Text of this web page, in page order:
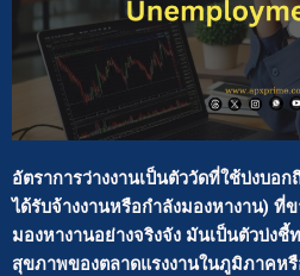
อัตราการว่างงานเป็นตัววัดที่ใช้บ่งบอ
ได้รับจ้างงานหรือกำลังมองหางาน) ที่
มองหางานอย่างจริงจัง มันเป็นตัวบ่ง
สุขภาพของตลาดแรงงานในภูมิภาคหรื